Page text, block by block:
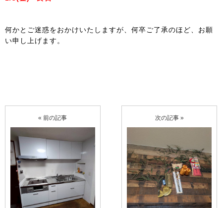
何かとご迷惑をおかけいたしますが、何卒ご了承のほど、お願
い申し上げます。
« 前の記事 次の記事 »